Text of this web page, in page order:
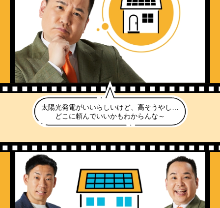
太陽光発電がいいらしいけど、高そうやし…
どこに頼んでいいかもわからんな～